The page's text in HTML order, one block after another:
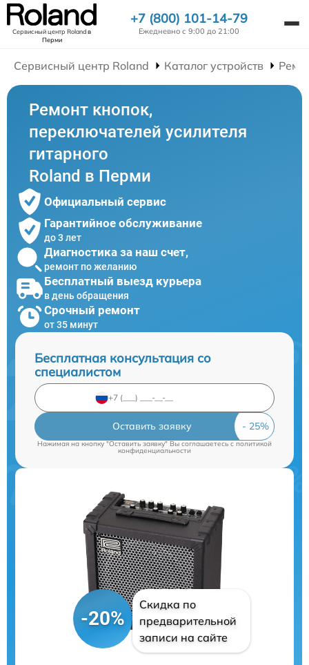
Сервисный центр Rolandв
Перми
+7 (800) 101-14-79
Ежедневно с 9:00 до 21:00
Сервисный центр Roland Каталог устройств
Ремонт кнопок,
переключателей усилителя
гитарного
Roland в Перми
Официальный сервис
Гарантийное обслуживание
до 3 лет
Диагностика за наш счет,
ремонт по желанию
Бесплатный выезд курьера
в день обращения
Срочный ремонт
от 35 минут
Бесплатная консультация со
специалистом
Оставить заявку
Нажимая на кнопку "Оставить заявку" Вы соглашаетесь cполитикой
конфиденциальности
-20%
Скидка по
предварительной
записи на сайте